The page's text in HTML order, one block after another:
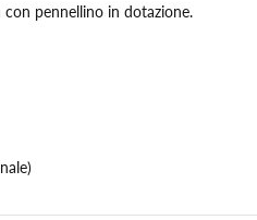
con pennellino in dotazione.